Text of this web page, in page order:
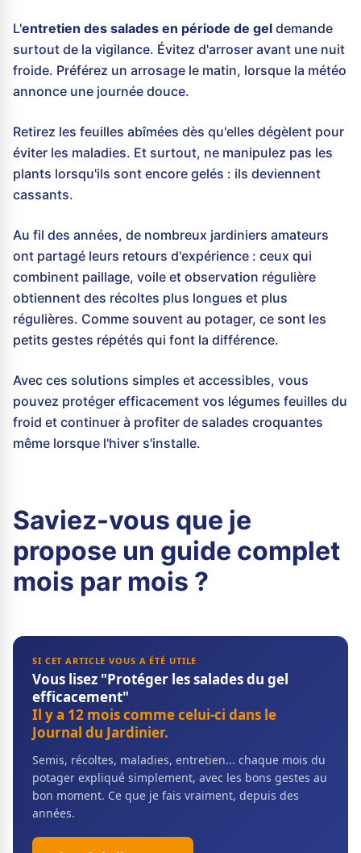
L'entretien des salades en période de gel demande
surtout de la vigilance. Évitez d'arroser avant une nuit
froide. Préférez un arrosage le matin, lorsque la météo
annonce une journée douce.
Retirez les feuilles abîmées dès qu'elles dégèlent pour
éviter les maladies. Et surtout, ne manipulez pas les
plants lorsqu'ils sont encore gelés : ils deviennent
cassants.
Au fil des années, de nombreux jardiniers amateurs
ont partagé leurs retours d'expérience : ceux qui
combinent paillage, voile et observation régulière
obtiennent des récoltes plus longues et plus
régulières. Comme souvent au potager, ce sont les
petits gestes répétés qui font la différence.
Avec ces solutions simples et accessibles, vous
pouvez protéger efficacement vos légumes feuilles du
froid et continuer à profiter de salades croquantes
même lorsque l'hiver s'installe.
Saviez-vous que je
propose un guide complet
mois par mois ?
SI CET ARTICLE VOUS A ÉTÉ UTILE
Vous lisez "Protéger les salades du gel
efficacement"
Il y a 12 mois comme celui-ci dans le
Journal du Jardinier.
Semis, récoltes, maladies, entretien... chaque mois du
potager expliqué simplement, avec les bons gestes au
bon moment. Ce que je fais vraiment, depuis des
années.